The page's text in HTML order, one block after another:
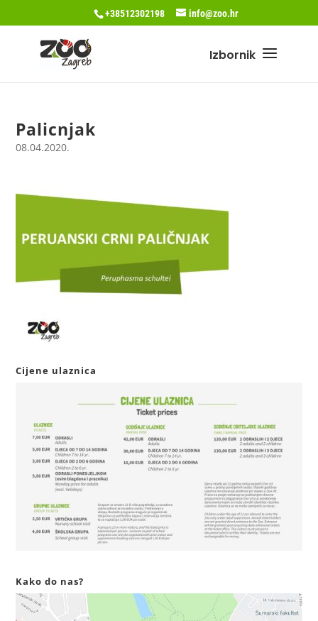
+38512302198 info@zoo.hr
Palicnjak
08.04.2020.
Cijene ulaznica
Kako do nas?